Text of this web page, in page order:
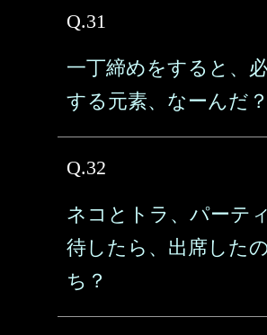
Q.31
一丁締めをすると、
する元素、なーんだ？
Q.32
ネコとトラ、パーテ
待したら、出席した
ち？